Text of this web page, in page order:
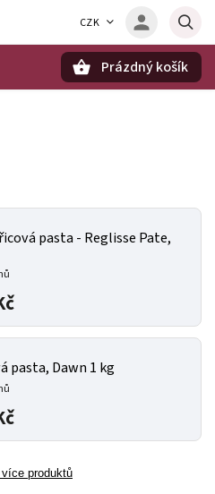
CZK
Prázdný košík
pasta - Reglisse Pate,
pasta, Dawn 1 kg
produktů